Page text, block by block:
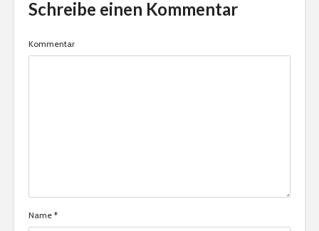
Schreibe einen Kommentar
Kommentar
Name *